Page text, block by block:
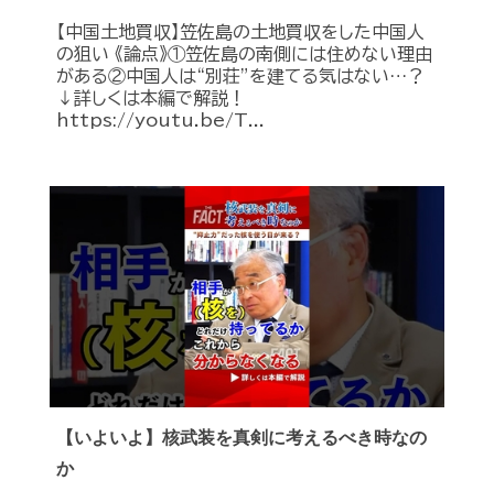
【中国土地買収】笠佐島の土地買収をした中国人
の狙い 《論点》①笠佐島の南側には住めない理由
がある②中国人は“別荘”を建てる気はない…？
↓詳しくは本編で解説！
https://youtu.be/T...
【いよいよ】核武装を真剣に考えるべき時なの
か